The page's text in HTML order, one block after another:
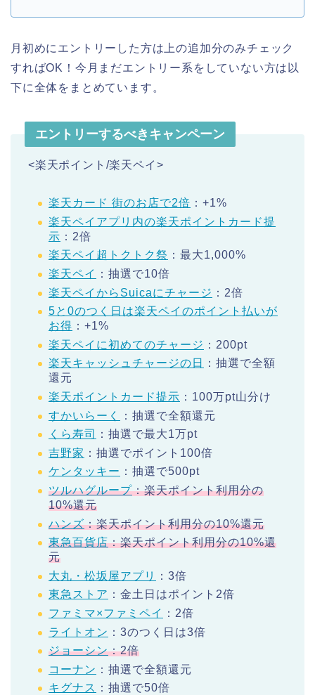
月初めにエントリーした方は上の追加分のみチェック
すればOK！今月まだエントリー系をしていない方は以
下に全体をまとめています。
エントリーするべきキャンペーン
<楽天ポイント/楽天ペイ>
楽天カード 街のお店で2倍 ：+1%
楽天ペイアプリ内の楽天ポイントカード提
示 ：2倍
楽天ペイ超トクトク祭 ：最大1,000%
楽天ペイ
：抽選で10倍
楽天ペイからSuicaにチャージ ：2倍
5と0のつく日は楽天ペイのポイント払いが
お得 ：+1%
楽天ペイに初めてのチャージ ：200pt
楽天キャッシュチャージの日
：抽選で全額
還元
楽天ポイントカード提示 ：100万pt山分け
すかいらーく
：抽選で全額還元
くら寿司
：抽選で最大1万pt
吉野家 ：抽選でポイント100倍
ケンタッキー ：抽選で500pt
ツルハグループ：楽天ポイント利用分の
10%還元
ハンズ：楽天ポイント利用分の10%還元
東急百貨店：楽天ポイント利用分の10%還
元
大丸・松坂屋アプリ
：3倍
東急ストア ：金土日はポイント2倍
ファミマ×ファミペイ
：2倍
ライトオン ：3のつく日は3倍
ジョーシン：2倍
コーナン ：抽選で全額還元
キグナス ：抽選で50倍